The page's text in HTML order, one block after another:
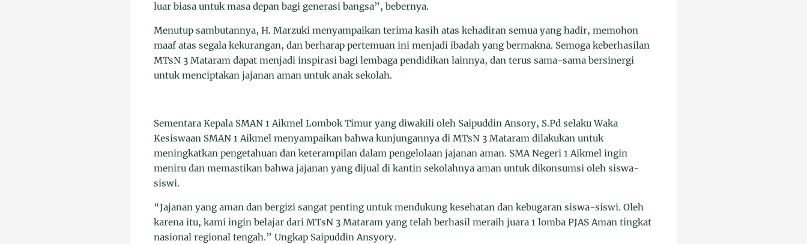
luar biasa untuk masa depan bagi generasi bangsa”, bebernya.
Menutup sambutannya, H. Marzuki menyampaikan terima kasih atas kehadiran semua yang hadir, memohon
maaf atas segala kekurangan, dan berharap pertemuan ini menjadi ibadah yang bermakna. Semoga keberhasilan
MTsN 3 Mataram dapat menjadi inspirasi bagi lembaga pendidikan lainnya, dan terus sama-sama bersinergi
untuk menciptakan jajanan aman untuk anak sekolah.
Sementara Kepala SMAN 1 Aikmel Lombok Timur yang diwakili oleh Saipuddin Ansory, S.Pd selaku Waka
Kesiswaan SMAN 1 Aikmel menyampaikan bahwa kunjungannya di MTsN 3 Mataram dilakukan untuk
meningkatkan pengetahuan dan keterampilan dalam pengelolaan jajanan aman. SMA Negeri 1 Aikmel ingin
meniru dan memastikan bahwa jajanan yang dijual di kantin sekolahnya aman untuk dikonsumsi oleh siswa-
siswi.
“Jajanan yang aman dan bergizi sangat penting untuk mendukung kesehatan dan kebugaran siswa-siswi. Oleh
karena itu, kami ingin belajar dari MTsN 3 Mataram yang telah berhasil meraih juara 1 lomba PJAS Aman tingkat
nasional regional tengah.” Ungkap Saipuddin Ansyory.